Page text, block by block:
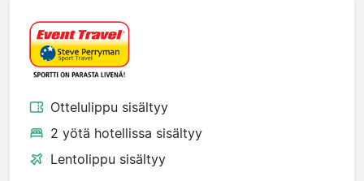
Ottelulippu sisältyy
2 yötä hotellissa sisältyy
Lentolippu sisältyy